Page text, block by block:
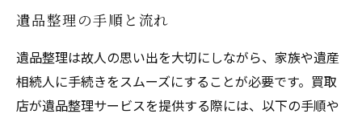
遺品整理の手順と流れ
遺品整理は故人の思い出を大切にしながら、家族や遺産
相続人に手続きをスムーズにすることが必要です。買取
店が遺品整理サービスを提供する際には、以下の手順や